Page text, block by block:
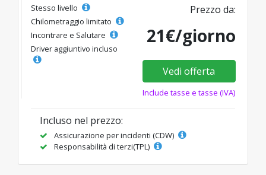
Stesso livello
Chilometraggio limitato
Incontrare e Salutare
Driver aggiuntivo incluso
Prezzo da:
21€/giorno
Vedi offerta
Include tasse e tasse (IVA)
Incluso nel prezzo:
Assicurazione per incidenti (CDW)
Responsabilità di terzi(TPL)